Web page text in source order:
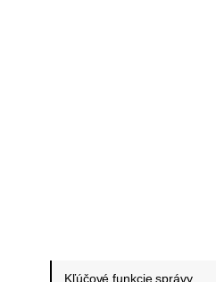
Kľúčové funkcie správy